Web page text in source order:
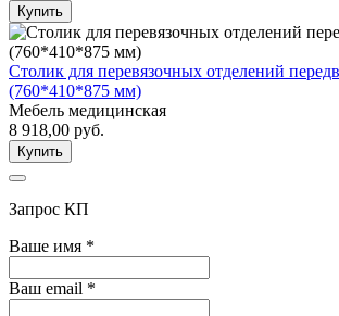
Купить
Столик для перевязочных отделений
(760*410*875 мм)
Мебель медицинская
8 918,00 руб.
Купить
Запрос КП
Ваше имя *
Ваш email *